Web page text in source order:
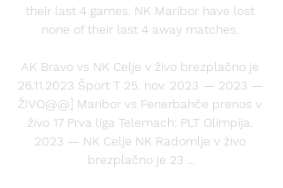
their last 4 games. NK Maribor have lost
none of their last 4 away matches.
AK Bravo vs NK Celje v živo brezplačno je
26.11.2023 Šport T 25. nov. 2023 — 2023 —
ŽIVO@@] Maribor vs Fenerbahče prenos v
živo 17 Prva liga Telemach: PLT Olimpija.
2023 — NK Celje NK Radomlje v živo
brezplačno je 23 ...